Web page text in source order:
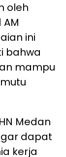
oleh
AM
ini
bahwa
mampu
Medan
dapat
kerja